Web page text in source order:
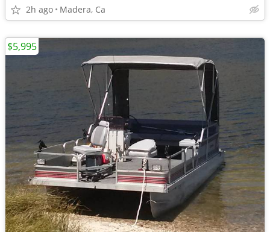
2h ago Madera, Ca
$5,995